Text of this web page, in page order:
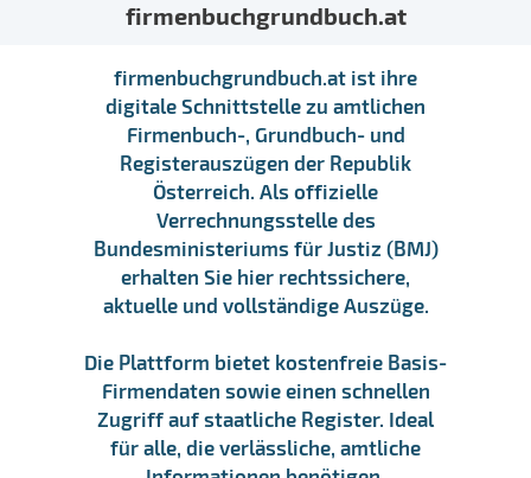
firmenbuchgrundbuch.at
firmenbuchgrundbuch.at ist ihre
digitale Schnittstelle zu amtlichen
Firmenbuch-, Grundbuch- und
Registerauszügen der Republik
Österreich. Als offizielle
Verrechnungsstelle des
Bundesministeriums für Justiz (BMJ)
erhalten Sie hier rechtssichere,
aktuelle und vollständige Auszüge.
Die Plattform bietet kostenfreie Basis-
Firmendaten sowie einen schnellen
Zugriff auf staatliche Register. Ideal
für alle, die verlässliche, amtliche